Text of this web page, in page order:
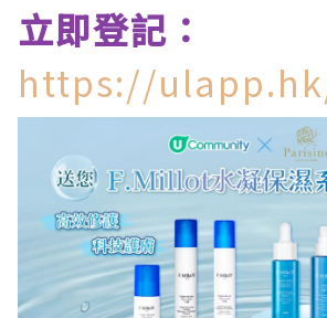
立即登記：
https://